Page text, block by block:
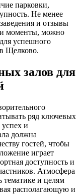
парковки,
Не менее
и отзывы
моменты, можно
успешного
в Щелково.
залов для
ряд ключевых
и
должна
гостей, чтобы
играет
доступность и
Атмосфера
тематике и целям
располагающую и